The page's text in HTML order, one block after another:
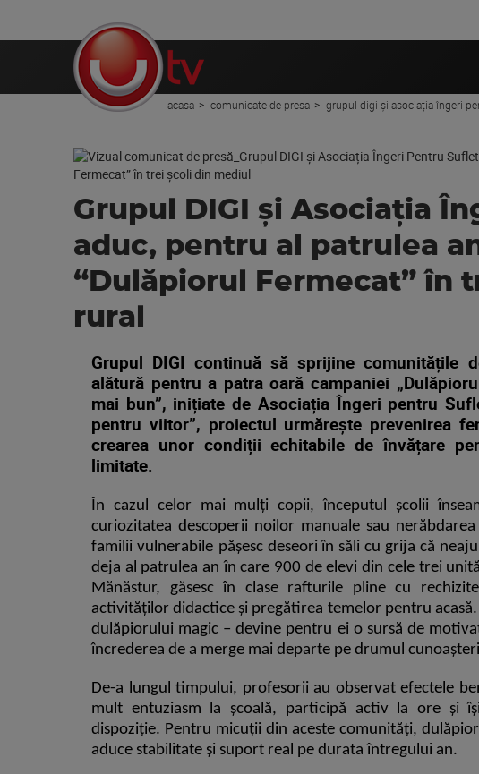
acasa comunicate de presa grupul digi și asociația îngeri
Grupul DIGI și Asociația
aduc, pentru al patrulea
“Dulăpiorul Fermecat” în
rural
Grupul DIGI continuă să sprijine comunitățile
alătură pentru a patra oară campaniei „
mai bun”, inițiate de Asociația Îngeri pentru
pentru viitor”, proiectul urmărește prevenirea
crearea unor condiții echitabile de învățare
limitate.
În cazul celor mai mulți copii, începutul școlii
curiozitatea descoperii noilor manuale sau
familii vulnerabile pășesc deseori în săli cu grija că
deja al patrulea an în care 900 de elevi din cele trei
Mănăstur, găsesc în clase rafturile pline cu
activităților didactice și pregătirea temelor pentru acasă.
dulăpiorului magic – devine pentru ei o sursă de
încrederea de a merge mai departe pe drumul
De-a lungul timpului, profesorii au observat efectele
mult entuziasm la școală, participă activ la ore și
dispoziție. Pentru micuții din aceste comunități,
aduce stabilitate și suport real pe durata întregului an.